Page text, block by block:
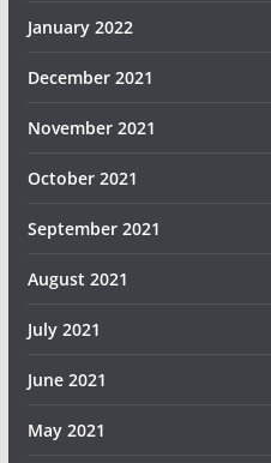
January 2022
December 2021
November 2021
October 2021
September 2021
August 2021
July 2021
June 2021
May 2021